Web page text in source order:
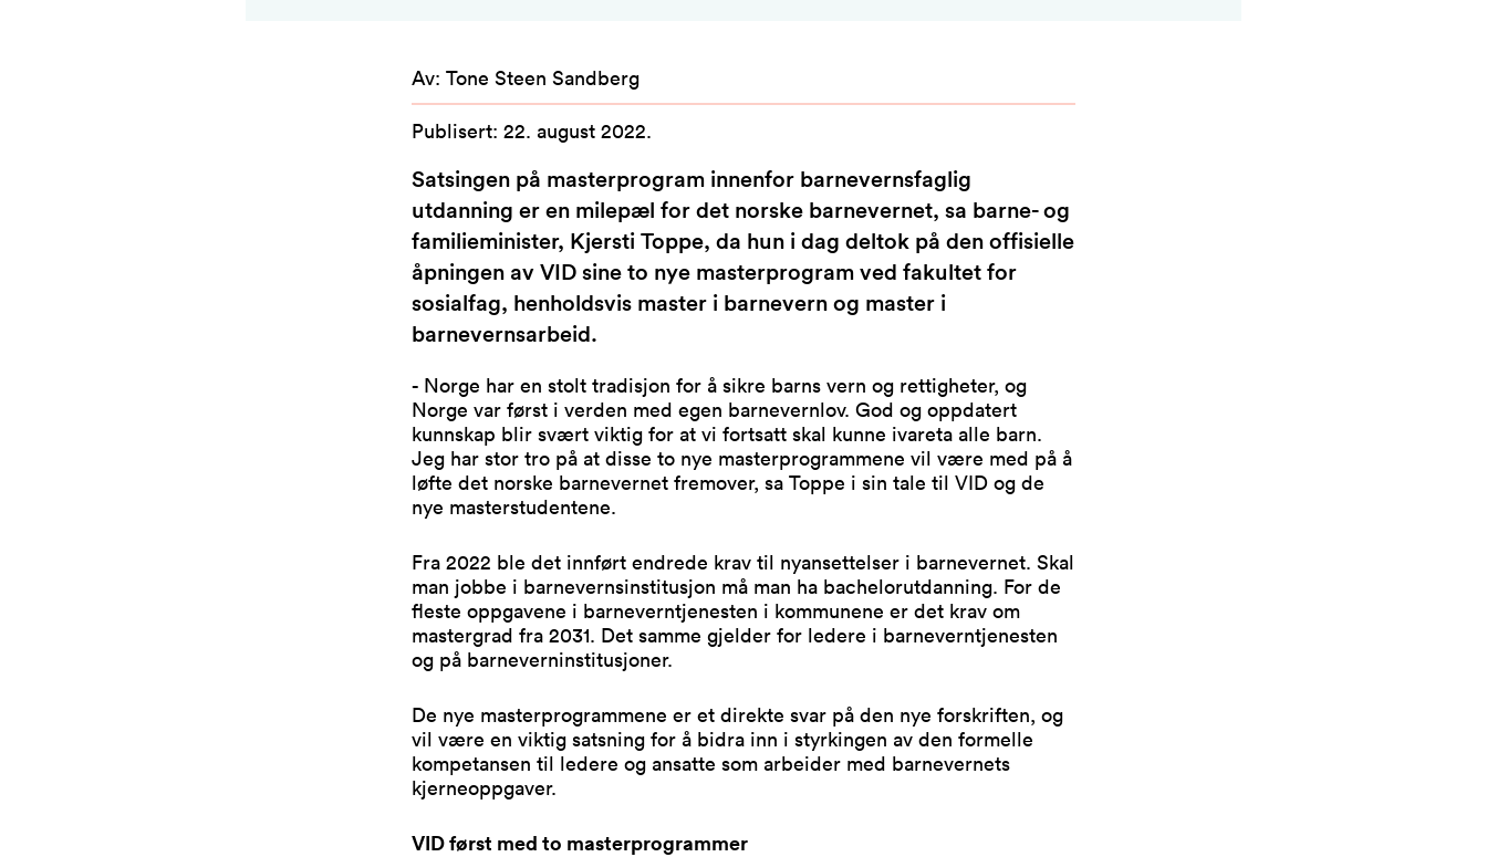
Av: Tone Steen Sandberg
Publisert: 22. august 2022.
Satsingen på masterprogram innenfor barnevernsfaglig
utdanning er en milepæl for det norske barnevernet, sa barne- og
familieminister, Kjersti Toppe, da hun i dag deltok på den offisielle
åpningen av VID sine to nye masterprogram ved fakultet for
sosialfag, henholdsvis master i barnevern og master i
barnevernsarbeid.
- Norge har en stolt tradisjon for å sikre barns vern og rettigheter, og
Norge var først i verden med egen barnevernlov. God og oppdatert
kunnskap blir svært viktig for at vi fortsatt skal kunne ivareta alle barn.
Jeg har stor tro på at disse to nye masterprogrammene vil være med på å
løfte det norske barnevernet fremover, sa Toppe i sin tale til VID og de
nye masterstudentene.
Fra 2022 ble det innført endrede krav til nyansettelser i barnevernet. Skal
man jobbe i barnevernsinstitusjon må man ha bachelorutdanning. For de
fleste oppgavene i barneverntjenesten i kommunene er det krav om
mastergrad fra 2031. Det samme gjelder for ledere i barneverntjenesten
og på barneverninstitusjoner.
De nye masterprogrammene er et direkte svar på den nye forskriften, og
vil være en viktig satsning for å bidra inn i styrkingen av den formelle
kompetansen til ledere og ansatte som arbeider med barnevernets
kjerneoppgaver.
VID først med to masterprogrammer